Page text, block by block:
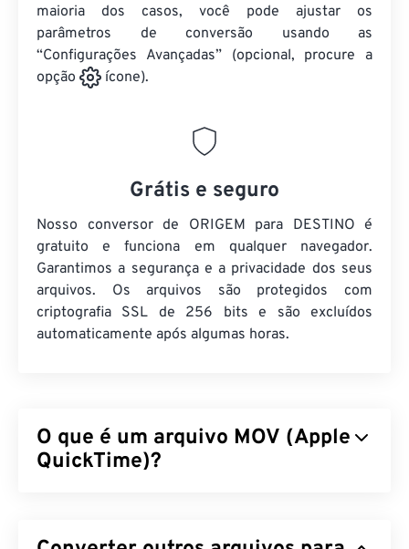
maioria dos casos, você pode ajustar os
parâmetros de conversão usando as
“Configurações Avançadas” (opcional, procure a
opção
ícone).
Grátis e seguro
Nosso conversor de ORIGEM para DESTINO é
gratuito e funciona em qualquer navegador.
Garantimos a segurança e a privacidade dos seus
arquivos. Os arquivos são protegidos com
criptografia SSL de 256 bits e são excluídos
automaticamente após algumas horas.
O que é um arquivo MOV (Apple
QuickTime)?